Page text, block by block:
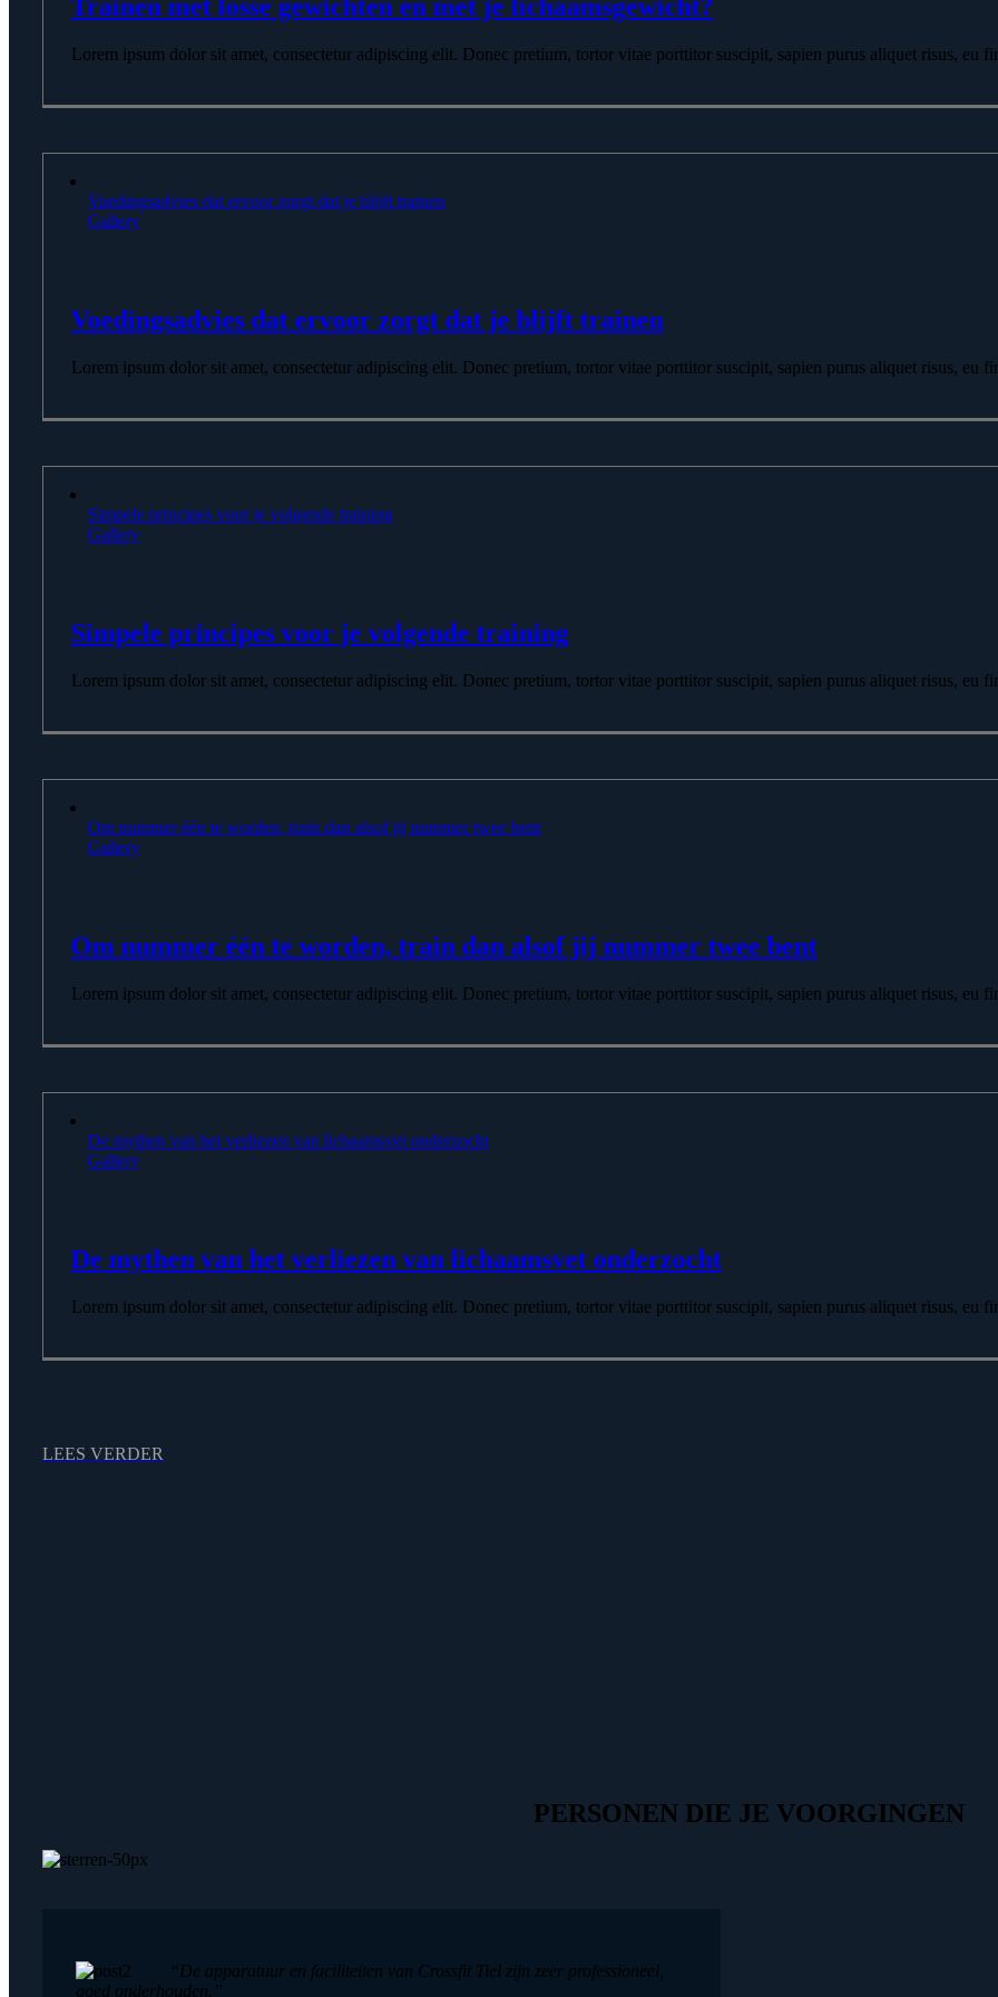
Trainen met losse gewichten en met je lichaamsgewicht?
Lorem ipsum dolor sit amet, consectetur adipiscing elit. Donec pretium, tortor vitae porttitor suscipit, sapien purus aliquet risus, eu
Voedingsadvies dat ervoor zorgt dat je blijft trainen
Gallery
Voedingsadvies dat ervoor zorgt dat je blijft trainen
Lorem ipsum dolor sit amet, consectetur adipiscing elit. Donec pretium, tortor vitae porttitor suscipit, sapien purus aliquet risus, eu
Simpele principes voor je volgende training
Gallery
Simpele principes voor je volgende training
Lorem ipsum dolor sit amet, consectetur adipiscing elit. Donec pretium, tortor vitae porttitor suscipit, sapien purus aliquet risus, eu
Om nummer één te worden, train dan alsof jij nummer twee bent
Gallery
Om nummer één te worden, train dan alsof jij nummer twee bent
Lorem ipsum dolor sit amet, consectetur adipiscing elit. Donec pretium, tortor vitae porttitor suscipit, sapien purus aliquet risus, eu
De mythen van het verliezen van lichaamsvet onderzocht
Gallery
De mythen van het verliezen van lichaamsvet onderzocht
Lorem ipsum dolor sit amet, consectetur adipiscing elit. Donec pretium, tortor vitae porttitor suscipit, sapien purus aliquet risus, eu
LEES VERDER
PERSONEN DIE JE VOORGINGEN
“De apparatuur en faciliteiten van Crossfit Tiel zijn zeer professioneel,
goed onderhouden.”